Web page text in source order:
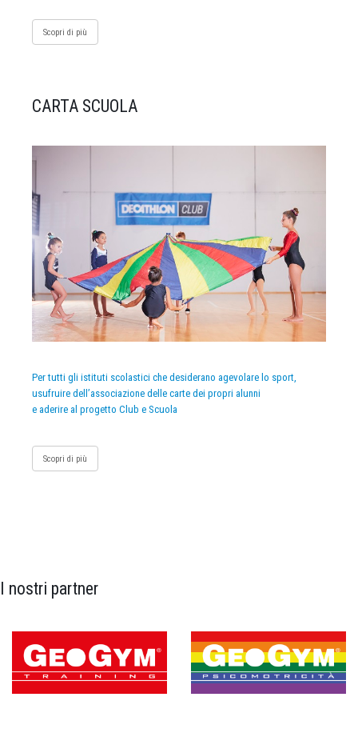
Scopri di più
CARTA SCUOLA
Per tutti gli istituti scolastici che desiderano agevolare lo sport,
usufruire dell’associazione delle carte dei propri alunni
e aderire al progetto Club e Scuola
Scopri di più
I nostri partner